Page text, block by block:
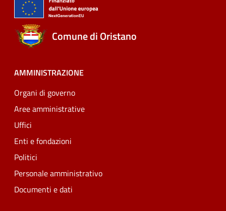
Comune di Oristano
AMMINISTRAZIONE
Organi di governo
Aree amministrative
Uffici
Enti e fondazioni
Politici
Personale amministrativo
Documenti e dati